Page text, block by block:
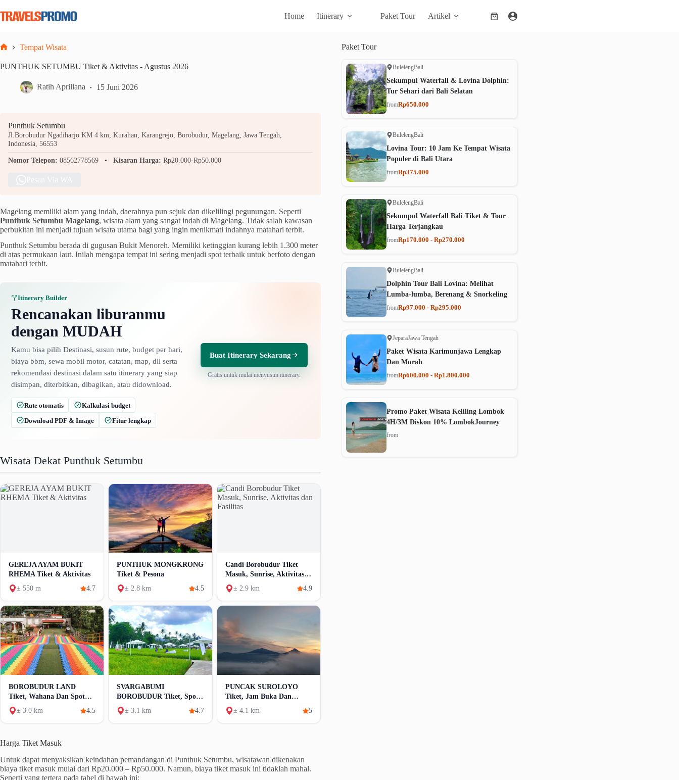
to
content
Home Itinerary Paket Tour Artikel
Shopping
Tempat Wisata
PUNTHUK SETUMBU Tiket & Aktivitas - Agustus 2026
Ratih Apriliana 15 Juni 2026
Punthuk Setumbu
Jl.Borobudur Ngadiharjo KM 4 km, Kurahan, Karangrejo, Borobudur, Magelang, Jawa Tengah,
Indonesia, 56553
Nomor Telepon: 08562778569 Kisaran Harga: Rp20.000-Rp50.000
Magelang memiliki alam yang indah, daerahnya pun sejuk dan dikelilingi pegunungan. Seperti
Punthuk Setumbu Magelang, wisata alam yang sangat indah di Magelang. Tidak salah kawasan
perbukitan ini menjadi tujuan wisata utama bagi yang ingin menikmati indahnya matahari terbit.
Punthuk Setumbu berada di gugusan Bukit Menoreh. Memiliki ketinggian kurang lebih 1.300 meter
di atas permukaan laut. Inilah mengapa tempat ini sering menjadi spot terbaik untuk berfoto dengan
matahari terbit.
Itinerary Builder
Rencanakan liburanmu
dengan MUDAH
Kamu bisa pilih Destinasi, susun rute, budget per hari,
biaya bbm, sewa mobil motor, catatan, map, dll serta
rekomendasi destinasi dalam satu itinerary yang siap
disimpan, diterbitkan, dibagikan, atau didownload.
Rute otomatis
Kalkulasi budget
Download PDF & Image
Fitur lengkap
Buat Itinerary Sekarang
Gratis untuk mulai menyusun itinerary.
Wisata Dekat Punthuk Setumbu
GEREJA AYAM BUKIT
RHEMA Tiket & Aktivitas
± 550 m
4.7
PUNTHUK MONGKRONG
Tiket & Pesona
± 2.8 km
4.5
Candi Borobudur Tiket
Masuk, Sunrise, Aktivitas
Dan Fasilitas
± 2.9 km 4.9
BOROBUDUR LAND
Tiket, Wahana Dan Spot
Foto
± 3.0 km 4.5
SVARGABUMI
BOROBUDUR Tiket, Spot
Cantik Dan Fasilitas
± 3.1 km 4.7
PUNCAK SUROLOYO
Tiket, Jam Buka Dan
Keindahan
± 4.1 km 5
Harga Tiket Masuk
Untuk dapat menyaksikan keindahan pemandangan di Punthuk Setumbu, wisatawan dikenakan
biaya tiket masuk mulai dari Rp20.000 – Rp50.000. Namun, biaya tiket masuk ini tidaklah mahal.
Seperti yang tertera pada tabel di bawah ini:
Paket Tour
BulelengBali
Sekumpul Waterfall & Lovina Dolphin:
Tur Sehari dari Bali Selatan
fromRp650.000
BulelengBali
Lovina Tour: 10 Jam Ke Tempat Wisata
Populer di Bali Utara
fromRp375.000
BulelengBali
Sekumpul Waterfall Bali Tiket & Tour
Harga Terjangkau
fromRp170.000 - Rp270.000
BulelengBali
Dolphin Tour Bali Lovina: Melihat
Lumba-lumba, Berenang & Snorkeling
fromRp97.000 - Rp295.000
JeparaJawa Tengah
Paket Wisata Karimunjawa Lengkap
Dan Murah
fromRp600.000 - Rp1.800.000
Promo Paket Wisata Keliling Lombok
4H/3M Diskon 10% LombokJourney
from